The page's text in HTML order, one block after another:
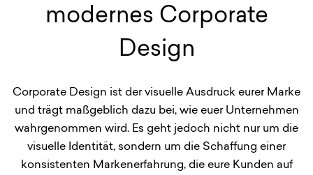
modernes Corporate
Design
Corporate Design ist der visuelle Ausdruck eurer Marke
und trägt maßgeblich dazu bei, wie euer Unternehmen
wahrgenommen wird. Es geht jedoch nicht nur um die
visuelle Identität, sondern um die Schaffung einer
konsistenten Markenerfahrung, die eure Kunden auf